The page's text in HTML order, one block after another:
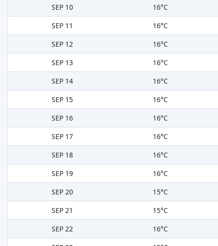
SEP 10
16°C
SEP 11
16°C
SEP 12
16°C
SEP 13
16°C
SEP 14
16°C
SEP 15
16°C
SEP 16
16°C
SEP 17
16°C
SEP 18
16°C
SEP 19
16°C
SEP 20
15°C
SEP 21
15°C
SEP 22
16°C